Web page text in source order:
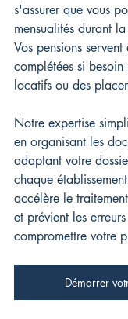
s'assurer que vous
mensualités durant
Vos pensions
complétées si besoin
locatifs ou des
Notre expertise
en organisant les
adaptant votre
chaque
accélère le
et prévient les
compromettre votre
Démarrer